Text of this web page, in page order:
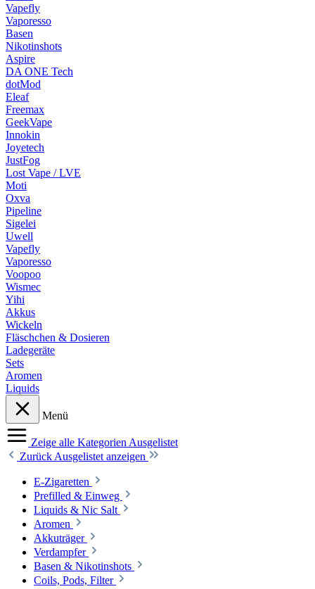
Vapefly
Vaporesso
Basen
Nikotinshots
Aspire
DA ONE Tech
dotMod
Eleaf
Freemax
GeekVape
Innokin
Joyetech
JustFog
Lost Vape / LVE
Moti
Oxva
Pipeline
Sigelei
Uwell
Vapefly
Vaporesso
Voopoo
Wismec
Yihi
Akkus
Wickeln
Fläschchen & Dosieren
Ladegeräte
Sets
Aromen
Liquids
Menü
Zeige alle Kategorien Ausgelistet
Zurück Ausgelistet anzeigen
E-Zigaretten
Prefilled & Einweg
Liquids & Nic Salt
Aromen
Akkuträger
Verdampfer
Basen & Nikotinshots
Coils, Pods, Filter